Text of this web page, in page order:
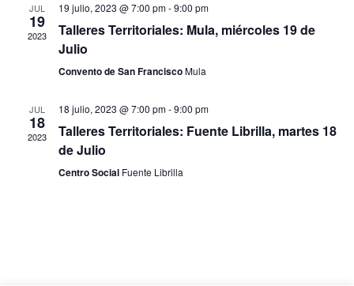
JUL
19
2023
19 julio, 2023 @ 7:00 pm-9:00 pm
Talleres Territoriales: Mula, miércoles 19 de
Julio
Convento de San FranciscoMula
JUL
18
2023
18 julio, 2023 @ 7:00 pm-9:00 pm
Talleres Territoriales: Fuente Librilla, martes 18
de Julio
Centro Social Fuente Librilla